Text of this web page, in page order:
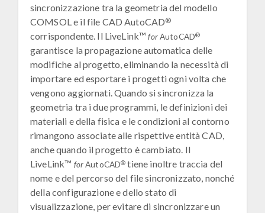
sincronizzazione tra la geometria del modello
COMSOL e il file CAD AutoCAD®
corrispondente. Il LiveLink™forAutoCAD®
garantisce la propagazione automatica delle
modifiche al progetto, eliminando la necessità di
importare ed esportare i progetti ogni volta che
vengono aggiornati. Quando si sincronizza la
geometria tra i due programmi, le definizioni dei
materiali e della fisica e le condizioni al contorno
rimangono associate alle rispettive entità CAD,
anche quando il progetto è cambiato. Il
LiveLink™ forAutoCAD® tiene inoltre traccia del
nome e del percorso del file sincronizzato, nonché
della configurazione e dello stato di
visualizzazione, per evitare di sincronizzare un